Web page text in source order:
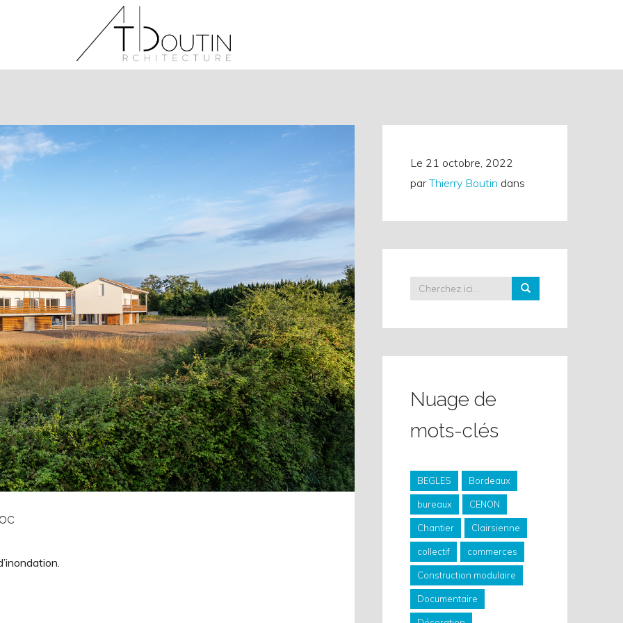
Le 21 octobre, 2022
parThierry Boutin dans
Nuage de
mots-clés
BEGLES Bordeaux
bureaux CENON
Chantier Clairsienne
collectif commerces
Construction modulaire
Documentaire